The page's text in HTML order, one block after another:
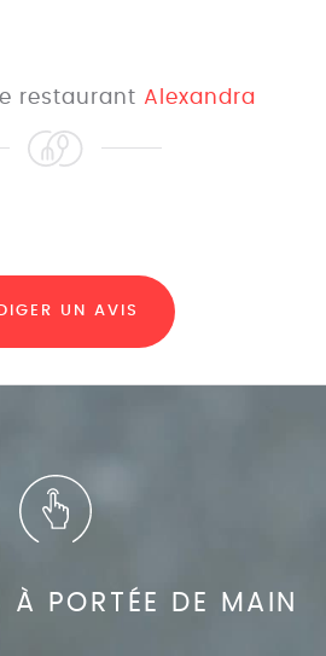
restaurant Alexandra
UN AVIS
À PORTÉE DE MAIN